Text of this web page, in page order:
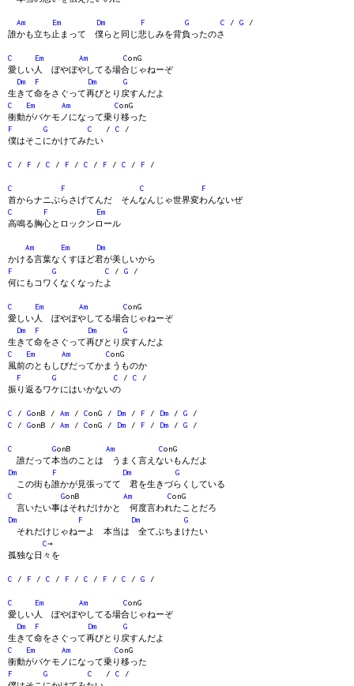
Am Em Dm F G C / G /
誰かも立ち止まって 僕らと同じ悲しみを背負ったのさ
C Em Am ConG
愛しい人 ぼやぼやしてる場合じゃねーぞ
Dm
F Dm
G
生きて命をさぐって再びとり戻すんだよ
C
Em Am ConG
衝動がバケモノになって乗り移った
F
G C / C /
僕はそこにかけてみたい
C / F / C / F / C / F / C / F /
C F C
F
首からナニぶらさげてんだ そんなんじゃ世界変わんないぜ
C
F
Em
高鳴る胸心とロックンロール
Am Em
Dm
かける言葉なくすほど君が美しいから
F
G C / G /
何にもコワくなくなったよ
C Em Am ConG
愛しい人 ぼやぼやしてる場合じゃねーぞ
Dm
F Dm
G
生きて命をさぐって再びとり戻すんだよ
C
Em Am ConG
風前のともしびだってかまうものか
F
G C / C /
振り返るワケにはいかないの
C / GonB / Am / ConG / Dm / F / Dm / G /
C / GonB / Am / ConG / Dm / F / Dm / G /
C GonB Am ConG
誰だって本当のことは うまく言えないもんだよ
Dm
F Dm
G
この街も誰かが見張ってて 君を生きづらくしている
C
GonB Am ConG
言いたい事はそれだけかと 何度言われたことだろ
Dm
F Dm
G
それだけじゃねーよ 本当は 全てぶちまけたい
C→
孤独な日々を
C / F / C / F / C / F / C / G /
C Em Am ConG
愛しい人 ぼやぼやしてる場合じゃねーぞ
Dm
F Dm
G
生きて命をさぐって再びとり戻すんだよ
C
Em Am ConG
衝動がバケモノになって乗り移った
F
G C / C /